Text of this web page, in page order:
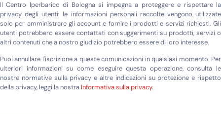
Il Centro Iperbarico di Bologna si impegna a proteggere e rispettare la
privacy degli utenti: le informazioni personali raccolte vengono utilizzate
solo per amministrare gli account e fornire i prodotti e servizi richiesti. Gli
utenti potrebbero essere contattati con suggerimenti su prodotti, servizi o
altri contenuti che a nostro giudizio potrebbero essere di loro interesse.
Puoi annullare l'iscrizione a queste comunicazioni in qualsiasi momento. Per
ulteriori informazioni su come eseguire questa operazione, consulta le
nostre normative sulla privacy e altre indicazioni su protezione e rispetto
della privacy, leggi la nostra Informativa sulla privacy.